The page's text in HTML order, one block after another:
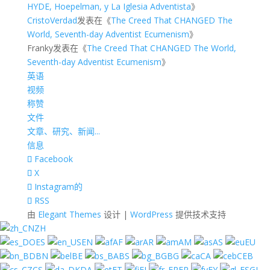
HYDE, Hoepelman, y La Iglesia Adventista》
CristoVerdad发表在《The Creed That CHANGED The
World, Seventh-day Adventist Ecumenism》
Franky发表在《The Creed That CHANGED The World,
Seventh-day Adventist Ecumenism》
英语
视频
称赞
文件
文章、研究、新闻...
信息
Facebook
X
Instagram的
RSS
由 Elegant Themes 设计 | WordPress 提供技术支持
ZH
ES
EN AF AR AM AS
EU
BN
BE BS BG CA
CEB